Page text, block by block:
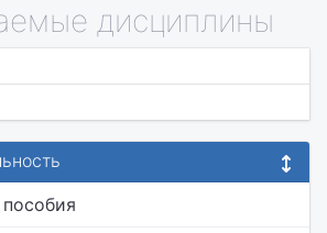
дисциплины